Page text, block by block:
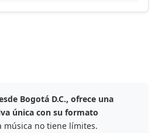
Bogotá D.C., ofrece una
única con su formato
música no tiene límites.